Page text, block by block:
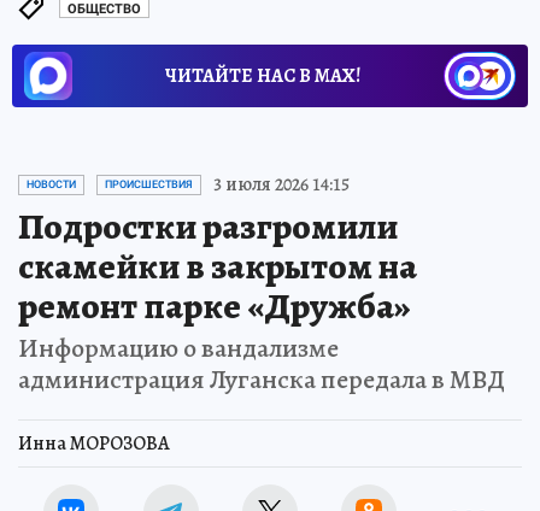
ОБЩЕСТВО
ЧИТАЙТЕ НАС В МАХ!
НОВОСТИ ПРОИСШЕСТВИЯ 3 июля 2026 14:15
Подростки разгромили
скамейки в закрытом на
ремонт парке «Дружба»
Информацию о вандализме
администрация Луганска передала в МВД
Инна МОРОЗОВА